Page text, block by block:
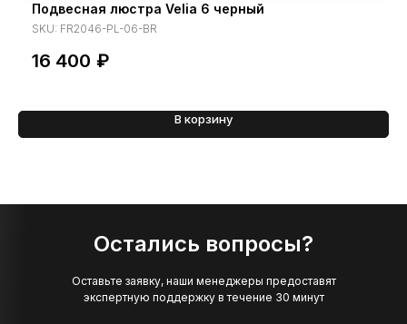
Подвесная люстра Velia 6 черный
SKU: FR2046-PL-06-BR
16 400 ₽
В корзину
Остались вопросы?
Оставьте заявку, наши менеджеры предоставят
экспертную поддержку в течение 30 минут